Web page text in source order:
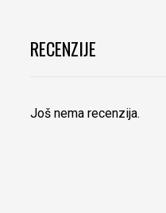
RECENZIJE
Još nema recenzija.